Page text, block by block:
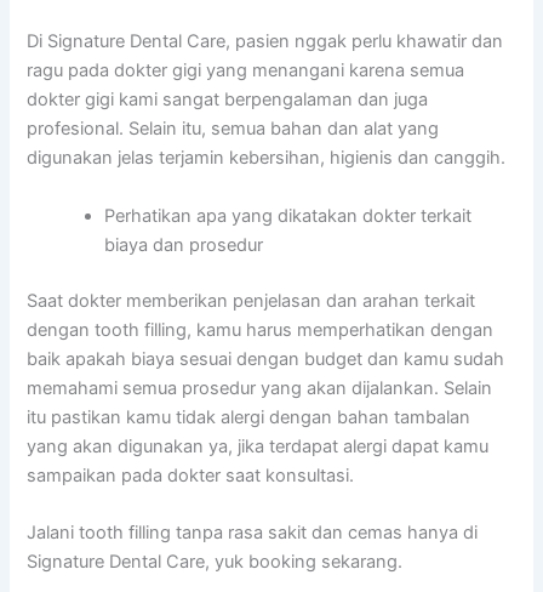
Di Signature Dental Care, pasien nggak perlu khawatir dan
ragu pada dokter gigi yang menangani karena semua
dokter gigi kami sangat berpengalaman dan juga
profesional. Selain itu, semua bahan dan alat yang
digunakan jelas terjamin kebersihan, higienis dan canggih.
Perhatikan apa yang dikatakan dokter terkait
biaya dan prosedur
Saat dokter memberikan penjelasan dan arahan terkait
dengan tooth filling, kamu harus memperhatikan dengan
baik apakah biaya sesuai dengan budget dan kamu sudah
memahami semua prosedur yang akan dijalankan. Selain
itu pastikan kamu tidak alergi dengan bahan tambalan
yang akan digunakan ya, jika terdapat alergi dapat kamu
sampaikan pada dokter saat konsultasi.
Jalani tooth filling tanpa rasa sakit dan cemas hanya di
Signature Dental Care, yuk booking sekarang.